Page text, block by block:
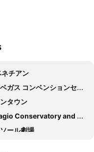
ネチアン
ガス コンベンションセンター
タウン
Conservatory and Botanical Garden
ール劇場